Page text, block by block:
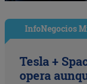
InfoNegocios
Tesla +
opera